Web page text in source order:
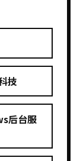
技
后台服